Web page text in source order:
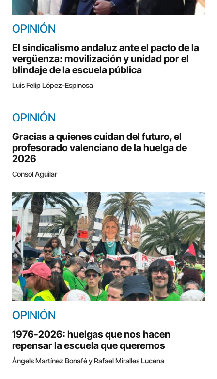
OPINIÓN
El sindicalismo andaluz ante el pacto de la
vergüenza: movilización y unidad por el
blindaje de la escuela pública
Luis Felip López-Espinosa
OPINIÓN
Gracias a quienes cuidan del futuro, el
profesorado valenciano de la huelga de
2026
Consol Aguilar
OPINIÓN
1976-2026: huelgas que nos hacen
repensar la escuela que queremos
Àngels Martínez Bonafé y Rafael Miralles Lucena